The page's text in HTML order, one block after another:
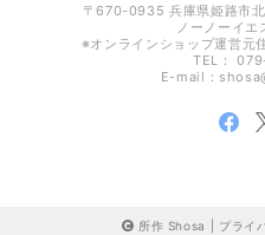
〒670-0935 兵庫県姫路市
ノーノーイ
※オンラインショップ運営
TEL：
E-mail：
所作 Shosa | プライ